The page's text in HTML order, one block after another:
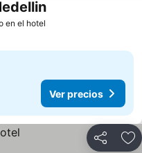
en el hotel
Ver precios
Ver precios
Compartir